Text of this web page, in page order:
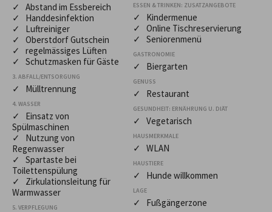
✓ Abstand im Essbereich
✓ Handdesinfektion
✓ Luftreiniger
✓ Oberstdorf Gutschein
✓ regelmässiges Lüften
✓ Schutzmasken für Gäste
3. ABFALL/ENTSORGUNG
✓ Mülltrennung
4. WASSER
✓ Einsatz von
Spülmaschinen
✓ Nutzung von
Regenwasser
✓ Spartaste bei
Toilettenspülung
✓ Zirkulationsleitung für
Warmwasser
5. VERPFLEGUNG
ESSEN & TRINKEN: ZUSATZANGEBOTE
✓ Kindermenue
✓ Online Tischreservierung
✓ Seniorenmenü
GASTRONOMIE
✓ Biergarten
GENUSS
✓ Restaurant
GESUNDHEIT: ERNÄHRUNG U. DIÄT
✓ Vegetarisch
HAUSMERKMALE
✓ WLAN
HAUSTIERE
✓ Hunde willkommen
LAGE
✓ Fußgängerzone